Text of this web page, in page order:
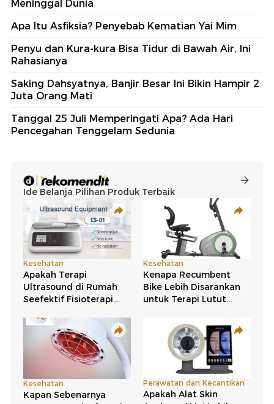
Meninggal Dunia
Apa Itu Asfiksia? Penyebab Kematian Yai Mim
Penyu dan Kura-kura Bisa Tidur di Bawah Air, Ini
Rahasianya
Saking Dahsyatnya, Banjir Besar Ini Bikin Hampir 2
Juta Orang Mati
Tanggal 25 Juli Memperingati Apa? Ada Hari
Pencegahan Tenggelam Sedunia